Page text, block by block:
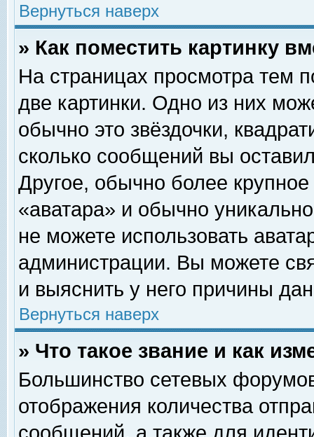
Вернуться наверх
» Как поместить картинку
На страницах просмотра тем
две картинки. Одно из них
обычно это звёздочки,
сколько сообщений вы
Другое, обычно более
«аватара» и обычно
не можете использовать
администрации. Вы можете
и выяснить у него причины
Вернуться наверх
» Что такое звание и как
Большинство сетевых
отображения количества